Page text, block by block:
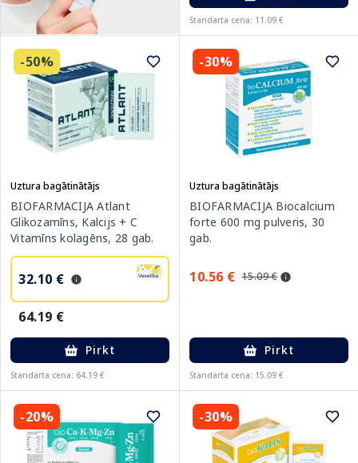
Standarta cena: 11.09 €
-50%
Uztura bagātinātājs
BIOFARMACIJA Atlant
Glikozamīns, Kalcijs + C
Vitamīns kolagēns, 28 gab.
32.10 €
64.19 €
Pirkt
Standarta cena: 64.19 €
-30%
Uztura bagātinātājs
BIOFARMACIJA Biocalcium
forte 600 mg pulveris, 30
gab.
10.56 € 15.09 €
Pirkt
Standarta cena: 15.09 €
-20% -30%